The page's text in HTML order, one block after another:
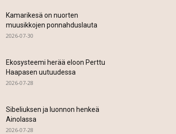
Kamarikesä on nuorten
muusikkojen ponnahduslauta
2026-07-30
Ekosysteemi herää eloon Perttu
Haapasen uutuudessa
2026-07-28
Sibeliuksen ja luonnon henkeä
Ainolassa
2026-07-28